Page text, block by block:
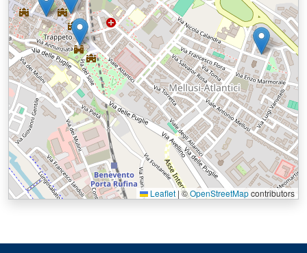
Leaflet |©OpenStreetMapcontributors